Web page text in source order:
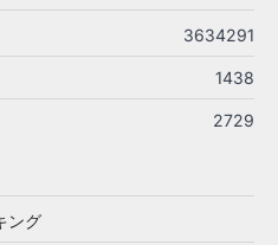
3634291
1438
2729
ング